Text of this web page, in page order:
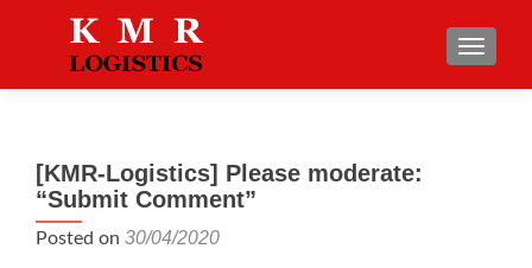
[KMR-Logistics] Please moderate:
“Submit Comment”
Posted on 30/04/2020